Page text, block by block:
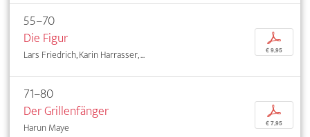
55–70
Die Figur
Lars Friedrich, Karin Harrasser, ...
p
€ 9,95
71–80
Der Grillenfänger
Harun Maye
p
€ 7,95